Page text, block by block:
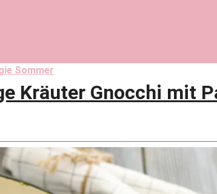
Sommer
Kräuter Gnocchi mit